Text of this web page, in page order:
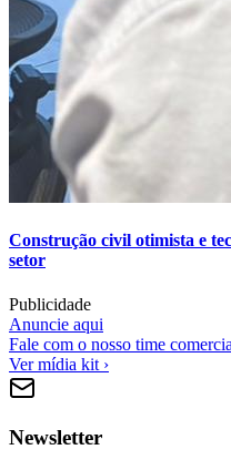
Construção civil otimista e
setor
Publicidade
Anuncie aqui
Fale com o nosso time
Ver mídia kit ›
Newsletter